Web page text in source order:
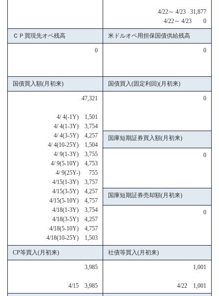
4/22～ 4/23 31,877
4/22～ 4/23 0
ＣＰ買現先オペ残高 米ドルオペ用担保国債供給残高
0 0
国債買入額(月初来) 国債買入(固定利回)(月初来)
47,321
4/ 4(-1Y) 1,501
4/ 4(1-3Y) 3,754
4/ 4(3-5Y) 4,257
4/ 4(10-25Y) 1,504
4/ 9(1-3Y) 3,755
4/ 9(5-10Y) 4,753
4/ 9(25Y-) 755
4/15(1-3Y) 3,757
4/15(3-5Y) 4,257
4/15(5-10Y) 4,757
4/18(1-3Y) 3,754
4/18(3-5Y) 4,257
4/18(5-10Y) 4,757
4/18(10-25Y) 1,503
0
国庫短期証券買入額(月初来)
0
国庫短期証券売却額(月初来)
0
CP等買入(月初来) 社債等買入(月初来)
3,985
4/15 3,985
1,001
4/22 1,001